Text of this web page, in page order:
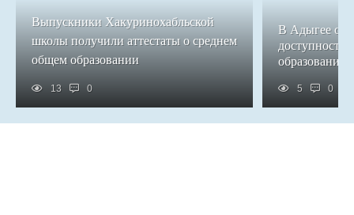
Выпускники Хакуринохабльской
школы получили аттестаты о среднем
общем образовании
13 0
В Адыгее
доступность
образования
5 0